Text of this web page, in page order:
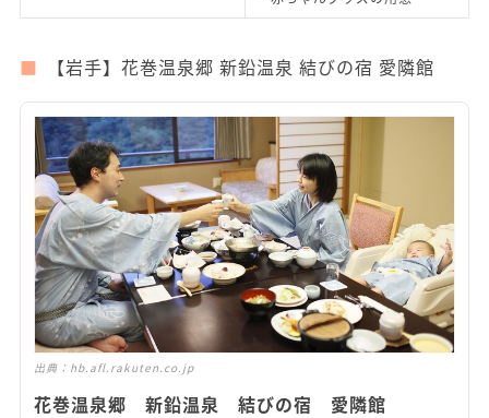
【岩手】花巻温泉郷 新鉛温泉 結びの宿 愛隣館
出典： hb.afl.rakuten.co.jp
花巻温泉郷 新鉛温泉 結びの宿 愛隣館